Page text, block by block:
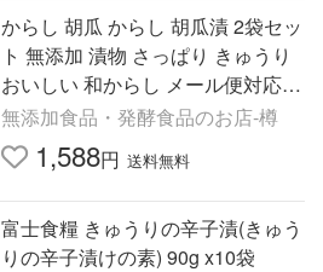
からし 胡瓜 からし 胡瓜漬 2袋セッ
ト 無添加 漬物 さっぱり きゅうり
おいしい 和からし メール便対応1
通1セット 爆買
無添加食品・発酵食品のお店-樽
1,588円 送料無料
富士食糧 きゅうりの辛子漬(きゅう
りの辛子漬けの素) 90g x10袋